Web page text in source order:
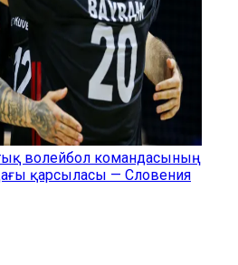
волейбол командасының
қарсыласы — Словения